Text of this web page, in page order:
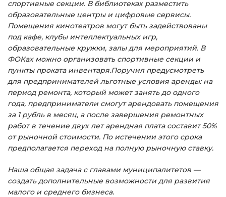
спортивные секции. В библиотеках разместить
образовательные центры и цифровые сервисы.
Помещения кинотеатров могут быть задействованы
под кафе, клубы интеллектуальных игр,
образовательные кружки, залы для мероприятий. В
ФОКах можно организовать спортивные секции и
пункты проката инвентаря.Поручил предусмотреть
для предпринимателей льготные условия аренды: на
период ремонта, который может занять до одного
года, предприниматели смогут арендовать помещения
за 1 рубль в месяц, а после завершения ремонтных
работ в течение двух лет арендная плата составит 50%
от рыночной стоимости. По истечении этого срока
предполагается переход на полную рыночную ставку.
Наша общая задача с главами муниципалитетов —
создать дополнительные возможности для развития
малого и среднего бизнеса.